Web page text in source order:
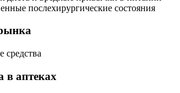
послехирургические состояния
средства
в аптеках